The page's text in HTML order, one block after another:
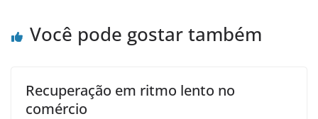
Você pode gostar também
Recuperação em ritmo lento no
comércio